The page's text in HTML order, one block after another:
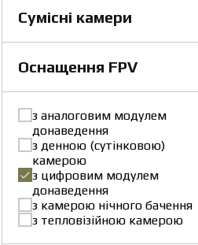
до 15 км
поривчастого вітру)
Сумісні камери
денного бачення
(сутінки)
нічного бачення
тепловізійні
Оснащення FPV
з аналоговим модулем
донаведення
з денною (сутінковою)
камерою
з цифровим модулем
донаведення
з камерою нічного бачення
з тепловізійною камерою